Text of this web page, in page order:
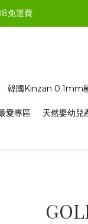
免運費
韓國Kinzan 0.1mm
愛專區 天然嬰幼兒